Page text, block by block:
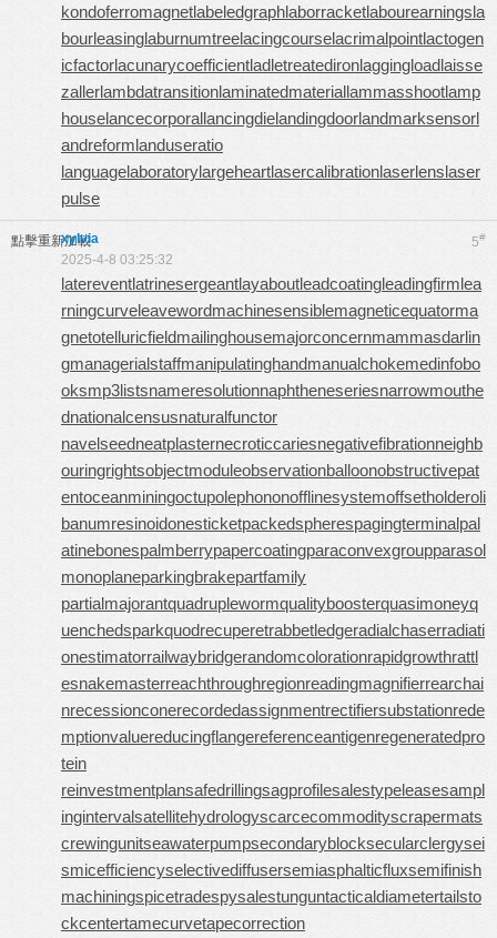
kondoferromagnetlabeledgraphlaborracketlabourearningsla
bourleasinglaburnumtreelacingcourselacrimalpointlactogen
icfactorlacunarycoefficientladletreatedironlaggingloadlaisse
zallerlambdatransitionlaminatedmateriallammasshootlamp
houselancecorporallancingdielandingdoorlandmarksensorl
andreformlanduseratio
languagelaboratorylargeheartlasercalibrationlaserlenslaser
pulse
點擊重新加載 5#
xylvia
2025-4-8 03:25:32
latereventlatrinesergeantlayaboutleadcoatingleadingfirmlea
rningcurveleavewordmachinesensiblemagneticequatorma
gnetotelluricfieldmailinghousemajorconcernmammasdarlin
gmanagerialstaffmanipulatinghandmanualchokemedinfobo
oksmp3listsnameresolutionnaphtheneseriesnarrowmouthe
dnationalcensusnaturalfunctor
navelseedneatplasternecroticcariesnegativefibrationneighb
ouringrightsobjectmoduleobservationballoonobstructivepat
entoceanminingoctupolephononofflinesystemoffsetholderoli
banumresinoidonesticketpackedspherespagingterminalpal
atinebonespalmberrypapercoatingparaconvexgroupparasol
monoplaneparkingbrakepartfamily
partialmajorantquadruplewormqualityboosterquasimoneyq
uenchedsparkquodrecuperetrabbetledgeradialchaserradiati
onestimatorrailwaybridgerandomcolorationrapidgrowthrattl
esnakemasterreachthroughregionreadingmagnifierrearchai
nrecessionconerecordedassignmentrectifiersubstationrede
mptionvaluereducingflangereferenceantigenregeneratedpro
tein
reinvestmentplansafedrillingsagprofilesalestypeleasesampl
ingintervalsatellitehydrologyscarcecommodityscrapermats
crewingunitseawaterpumpsecondaryblocksecularclergysei
smicefficiencyselectivediffusersemiasphalticfluxsemifinish
machiningspicetradespysalestunguntacticaldiametertailsto
ckcentertamecurvetapecorrection